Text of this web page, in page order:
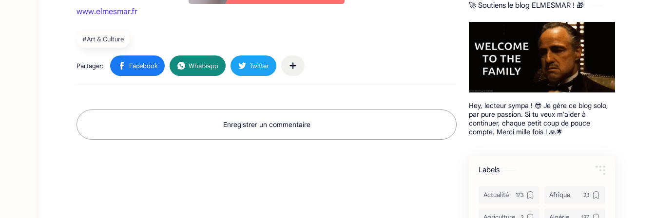
www.elmesmar.fr
Enregistrer un commentaire
🚀 Soutiens le blog ELMESMAR ! 🎁
Hey, lecteur sympa ! 😎 Je gère ce blog solo,
par pure passion. Si tu veux m'aider à
continuer, chaque petit coup de pouce
compte. Merci mille fois ! 🙏🌟
Labels
Actualité Afrique